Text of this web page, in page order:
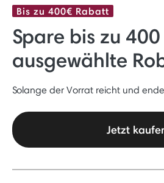
Bis zu 400€ Rabatt
Spare bis zu
ausgewählte
Solange der Vorrat reicht und
Jetzt